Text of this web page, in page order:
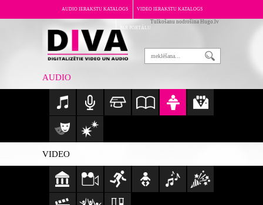
AUDIO IERAKSTU KATALOGS VIDEO IERAKSTU KATALOGS
PAR PORTĀLU
Tulkošanu nodrošina Hugo.lv
AUDIO
VIDEO